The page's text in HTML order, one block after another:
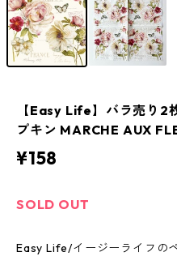
【Easy Life】バラ売り2
プキン MARCHE AUX
¥158
SOLD OUT
Easy Life/イージーライフの